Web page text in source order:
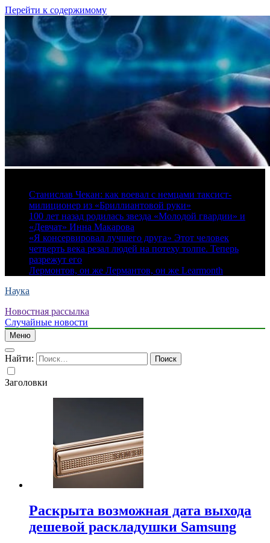
Перейти к содержимому
Станислав Чекан: как воевал с немцами таксист-
милиционер из «Бриллиантовой руки»
100 лет назад родилась звезда «Молодой гвардии» и
«Девчат» Инна Макарова
«Я консервировал лучшего друга» Этот человек
четверть века резал людей на потеху толпе. Теперь
разрежут его
Лермонтов, он же Лермантов, он же Learmonth
Наука
Новостная рассылка
Случайные новости
Меню
Найти:
Заголовки
Раскрыта возможная дата выхода
дешевой раскладушки Samsung